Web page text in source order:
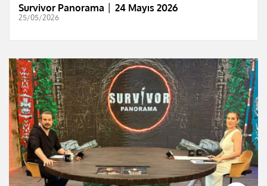
Survivor Panorama │ 24 Mayıs 2026
25/05/2026